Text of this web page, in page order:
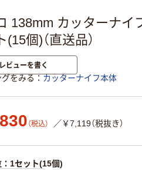
138mm カッターナイ
(15個)（直送品）
レビューを書く
をみる カッターナイフ本体
（税込） ／￥7,119（税抜き）
：1セット(15個)